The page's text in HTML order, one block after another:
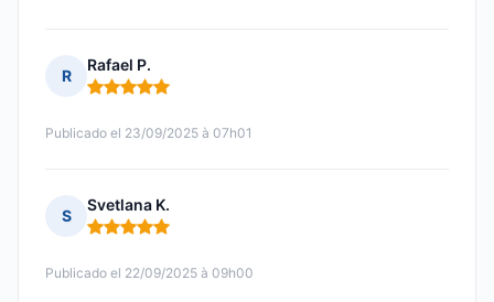
R
Rafael P.
Nota: 5 de 5
Publicado el 23/09/2025 à 07h01
S
Svetlana K.
Nota: 5 de 5
Publicado el 22/09/2025 à 09h00